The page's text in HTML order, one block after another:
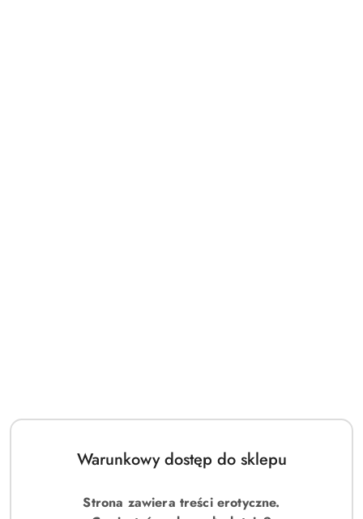
Warunkowy dostęp do sklepu
Strona zawiera treści erotyczne.